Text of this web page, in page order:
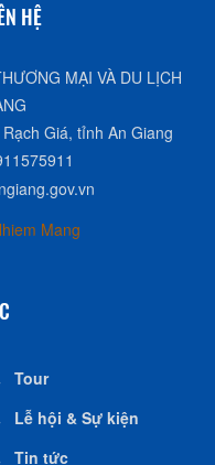
HỆ
MẠI VÀ DU LỊCH
Giá, tỉnh An Giang
Tour
Lễ hội & Sự kiện
Tin tức